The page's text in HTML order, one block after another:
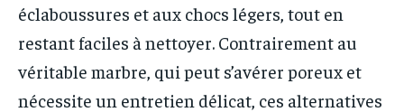
éclaboussures et aux chocs légers, tout en
restant faciles à nettoyer. Contrairement au
véritable marbre, qui peut s’avérer poreux et
nécessite un entretien délicat, ces alternatives